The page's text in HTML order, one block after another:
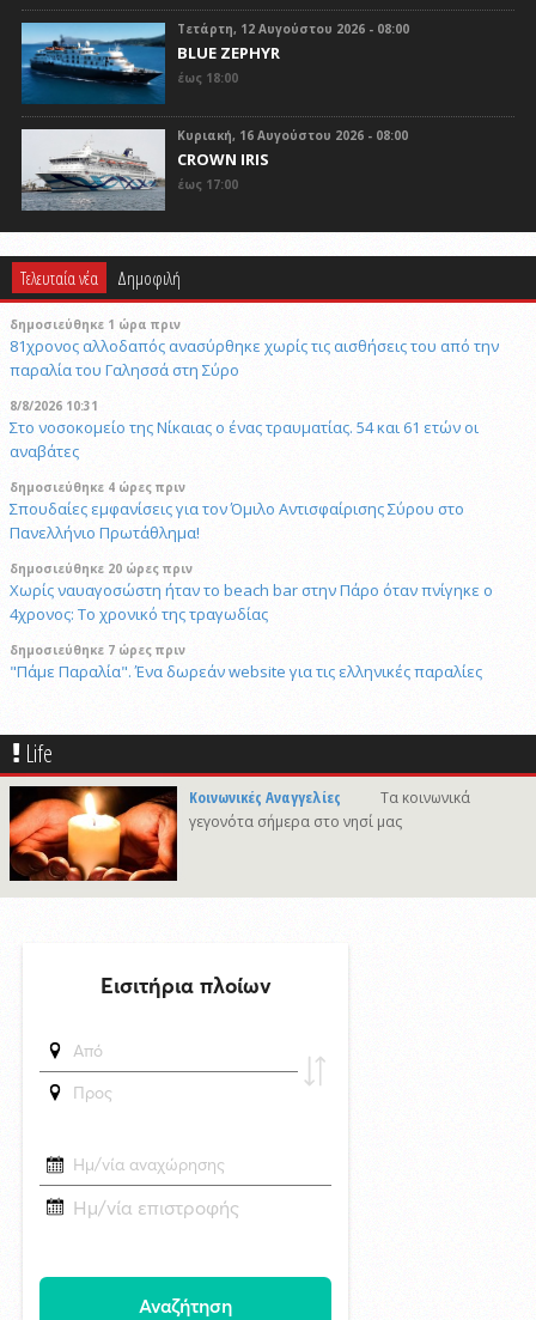
Τετάρτη, 12 Αυγούστου 2026 - 08:00
BLUE ZEPHYR
έως 18:00
Κυριακή, 16 Αυγούστου 2026 - 08:00
CROWN IRIS
έως 17:00
Τελευταία νέα Δημοφιλή
δημοσιεύθηκε 1 ώρα πριν
81χρονος αλλοδαπός ανασύρθηκε χωρίς τις αισθήσεις του από την
παραλία του Γαλησσά στη Σύρο
8/8/2026 10:31
Στο νοσοκομείο της Νίκαιας ο ένας τραυματίας. 54 και 61 ετών οι
αναβάτες
δημοσιεύθηκε 4 ώρες πριν
Σπουδαίες εμφανίσεις για τον Όμιλο Αντισφαίρισης Σύρου στο
Πανελλήνιο Πρωτάθλημα!
δημοσιεύθηκε 20 ώρες πριν
Χωρίς ναυαγοσώστη ήταν το beach bar στην Πάρο όταν πνίγηκε ο
4χρονος: Το χρονικό της τραγωδίας
δημοσιεύθηκε 7 ώρες πριν
"Πάμε Παραλία". Ένα δωρεάν website για τις ελληνικές παραλίες
Παρασκευαΐδου για τη στήριξη της Φιλαρμονικής Ορχήστρας
δημοσιεύθηκε 6 ώρες πριν
Νηστεία, προσευχή και πίστη: Τα κλειδιά της απομάκρυνσης των
πονηρών πνευμάτων (Ματθ. 17, 14-23)
8/8/2026 13:25
Νάξος: Το μοναδικό νησί των Κυκλάδων χωρίς προστασία από τις
ανεμογεννήτριες — Γιατί;
Μυστήριο 3.500 ετών στη Σαντορίνη: Ο 15χρονος που δεν πρόλαβε να
ξεφύγει από το τσουνάμι μπορεί ν' αλλάξει τη χρονολογία της μεγάλης
έκρηξης
Life
Κοινωνικές Αναγγελίες
Τα κοινωνικά
γεγονότα σήμερα στο νησί μας